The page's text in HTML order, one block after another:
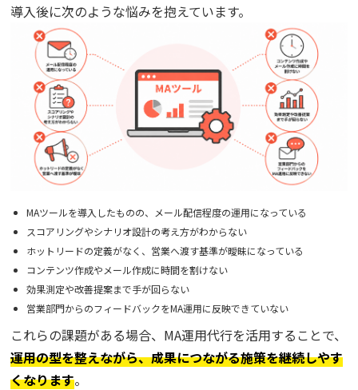
導入後に次のような悩みを抱えています。
MAツールを導入したものの、メール配信程度の運用になっている
スコアリングやシナリオ設計の考え方がわからない
ホットリードの定義がなく、営業へ渡す基準が曖昧になっている
コンテンツ作成やメール作成に時間を割けない
効果測定や改善提案まで手が回らない
営業部門からのフィードバックをMA運用に反映できていない
これらの課題がある場合、MA運用代行を活用することで、
運用の型を整えながら、成果につながる施策を継続しやす
くなります。